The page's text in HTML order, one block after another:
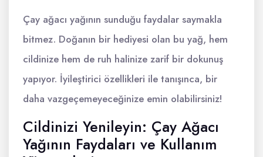
Çay ağacı yağının sunduğu faydalar saymakla
bitmez. Doğanın bir hediyesi olan bu yağ, hem
cildinize hem de ruh halinize zarif bir dokunuş
yapıyor. İyileştirici özellikleri ile tanışınca, bir
daha vazgeçemeyeceğinize emin olabilirsiniz!
Cildinizi Yenileyin: Çay Ağacı
Yağının Faydaları ve Kullanım